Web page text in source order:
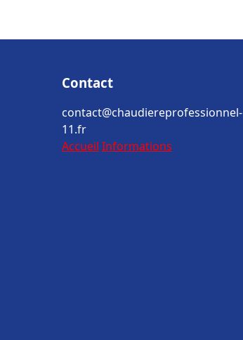
Contact
contact@chaudiereprofessionnel-
11.fr
Accueil Informations